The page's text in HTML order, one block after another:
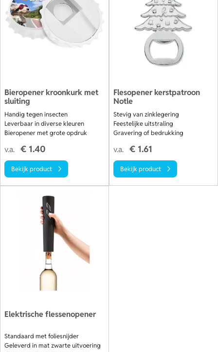
Bieropener kroonkurk met
sluiting
Handig tegen insecten
Leverbaar in diverse kleuren
Bieropener met grote opdruk
v.a. € 1.40
Bekijk product
Flesopener kerstpatroon
Notle
Stevig van zinklegering
Feestelijke uitstraling
Gravering of bedrukking
v.a. € 1.61
Bekijk product
Elektrische flessenopener
Standaard met foliesnijder
Geleverd in mat zwarte uitvoering